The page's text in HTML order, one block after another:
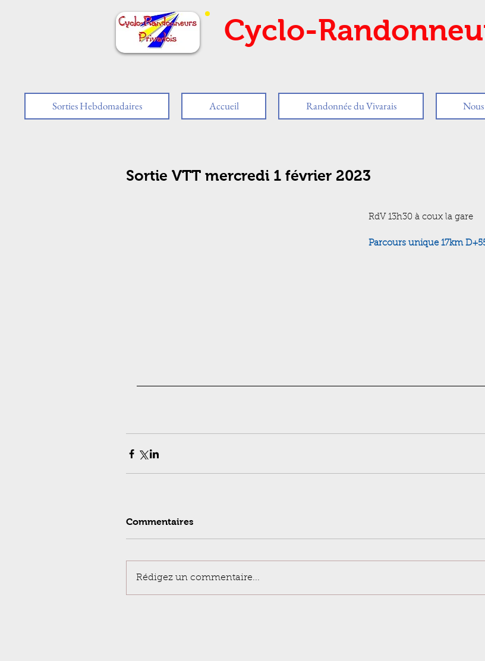
Cyclo-
Sorties Hebdomadaires Accueil Randonnée du Vivarais
Sortie VTT mercredi 1 février 2023
RdV 13h30 à coux la gare
Parcours unique 17km
Commentaires
Rédigez un commentaire...